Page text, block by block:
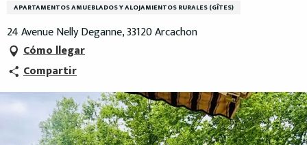
APARTAMENTOS AMUEBLADOS Y ALOJAMIENTOS RURALES (GÎTES)
24 Avenue Nelly Deganne, 33120 Arcachon
Cómo llegar
Compartir